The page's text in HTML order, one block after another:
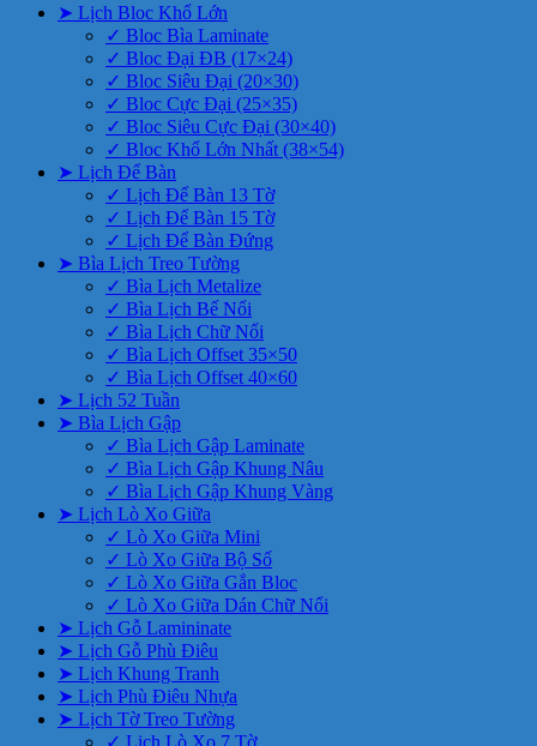
➤ Lịch Bloc Khổ Lớn
✓ Bloc Bìa Laminate
✓ Bloc Đại ĐB (17×24)
✓ Bloc Siêu Đại (20×30)
✓ Bloc Cực Đại (25×35)
✓ Bloc Siêu Cực Đại (30×40)
✓ Bloc Khổ Lớn Nhất (38×54)
➤ Lịch Để Bàn
✓ Lịch Để Bàn 13 Tờ
✓ Lịch Để Bàn 15 Tờ
✓ Lịch Để Bàn Đứng
➤ Bìa Lịch Treo Tường
✓ Bìa Lịch Metalize
✓ Bìa Lịch Bế Nổi
✓ Bìa Lịch Chữ Nổi
✓ Bìa Lịch Offset 35×50
✓ Bìa Lịch Offset 40×60
➤ Lịch 52 Tuần
➤ Bìa Lịch Gập
✓ Bìa Lịch Gập Laminate
✓ Bìa Lịch Gập Khung Nâu
✓ Bìa Lịch Gập Khung Vàng
➤ Lịch Lò Xo Giữa
✓ Lò Xo Giữa Mini
✓ Lò Xo Giữa Bộ Số
✓ Lò Xo Giữa Gắn Bloc
✓ Lò Xo Giữa Dán Chữ Nổi
➤ Lịch Gỗ Lamininate
➤ Lịch Gỗ Phù Điêu
➤ Lịch Khung Tranh
➤ Lịch Phù Điêu Nhựa
➤ Lịch Tờ Treo Tường
✓ Lịch Lò Xo 7 Tờ